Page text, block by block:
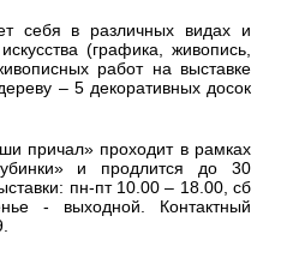
себя в различных видах и
(графика, живопись,
работ на выставке
– 5 декоративных досок
причал» проходит в рамках
и продлится до 30
пн-пт 10.00 – 18.00, сб
- выходной. Контактный